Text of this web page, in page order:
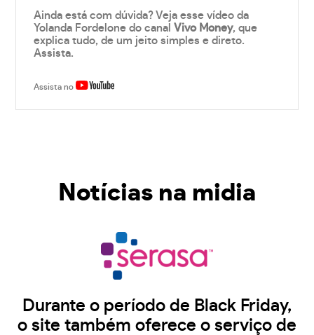
Ainda está com dúvida? Veja esse vídeo da
Yolanda Fordelone do canalVivo Money, que
explica tudo, de um jeito simples e direto.
Assista.
Assista no
Notícias na midia
Durante o período de Black Friday,
o site também oferece o serviço de